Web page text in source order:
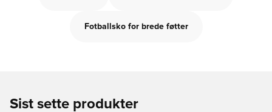
Fotballsko for brede føtter
Sist sette produkter